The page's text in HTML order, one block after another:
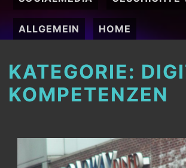
ALLGEMEIN HOME
KATEGORIE:
KOMPETENZEN